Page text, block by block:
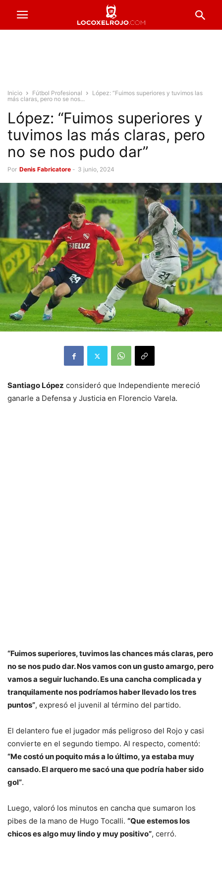
Inicio Fútbol Profesional
López: “Fuimos superiores y tuvimos las
más claras, pero no se nos...
López: “Fuimos superiores y
tuvimos las más claras, pero
no se nos pudo dar”
Por Denis Fabricatore - 3 junio, 2024
Santiago López consideró que Independiente mereció
ganarle a Defensa y Justicia en Florencio Varela.
“Fuimos superiores, tuvimos las chances más claras, pero
no se nos pudo dar. Nos vamos con un gusto amargo, pero
vamos a seguir luchando. Es una cancha complicada y
tranquilamente nos podríamos haber llevado los tres
puntos”, expresó el juvenil al término del partido.
El delantero fue el jugador más peligroso del Rojo y casi
convierte en el segundo tiempo. Al respecto, comentó:
“Me costó un poquito más a lo último, ya estaba muy
cansado. El arquero me sacó una que podría haber sido
gol”.
Luego, valoró los minutos en cancha que sumaron los
pibes de la mano de Hugo Tocalli. “Que estemos los
chicos es algo muy lindo y muy positivo”, cerró.